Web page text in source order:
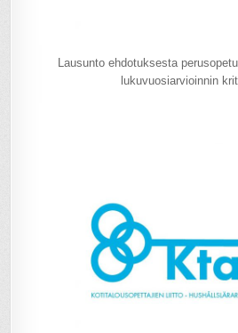
Lausunto ehdotuksesta
lukuvuosiarvioinnin